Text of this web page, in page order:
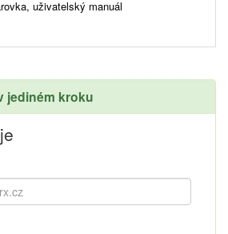
uživatelský manuál
jediném kroku